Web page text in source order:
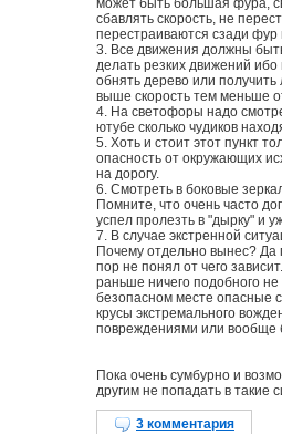
может быть большая фура,
сбавлять скорость, не
перестраиваются сзади фур
3. Все движения должны
делать резких движений
обнять дерево или
выше скорость тем меньше
4. На светофоры надо
ютубе сколько чудиков
5. Хоть и стоит этот пункт
опасность от окружающих
на дорогу.
6. Смотреть в боковые
Помните, что очень часто
успел пролезть в "дырку" и
7. В случае экстренной
Почему отдельно вынес?
пор не понял от чего
раньше ничего подобного не
безопасном месте опасные
крусы экстремального
повреждениями или вообще
Пока очень сумбурно и
другим не попадать в такие
3 комментария